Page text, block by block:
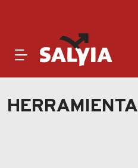
HERRAMIENTA